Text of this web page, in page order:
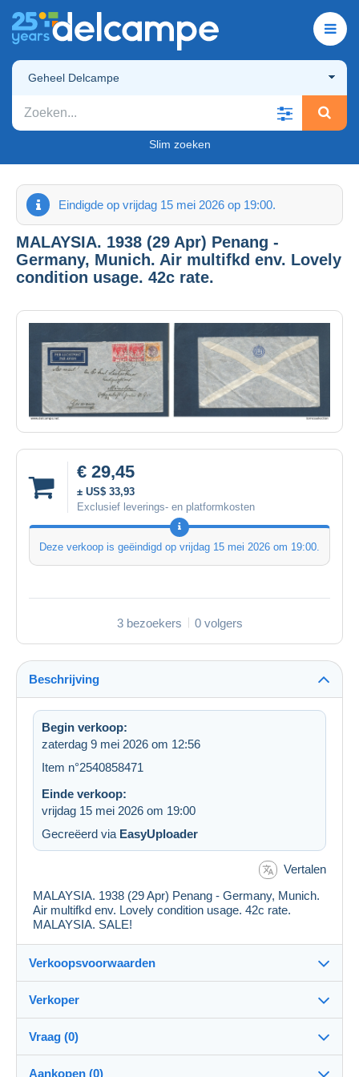
Geheel Delcampe
Slim zoeken
Eindigde op vrijdag 15 mei 2026 op 19:00.
MALAYSIA. 1938 (29 Apr) Penang -
Germany, Munich. Air multifkd env. Lovely
condition usage. 42c rate.
€ 29,45
± US$ 33,93
Exclusief leverings- en platformkosten
Deze verkoop is geëindigd op vrijdag 15 mei 2026 om 19:00
3 bezoekers 0 volgers
Beschrijving
Begin verkoop:
zaterdag 9 mei 2026 om 12:56
Item n°2540858471
Einde verkoop:
vrijdag 15 mei 2026 om 19:00
Gecreëerd via EasyUploader
Vertalen
MALAYSIA. 1938 (29 Apr) Penang - Germany, Munich.
Air multifkd env. Lovely condition usage. 42c rate.
MALAYSIA. SALE!
Verkoopsvoorwaarden
Bestemming:
Zie de lijst van landen
Verzending:
Verkoper
torresselection99%(5793x)
Vraag (0)
Aankopen (0)